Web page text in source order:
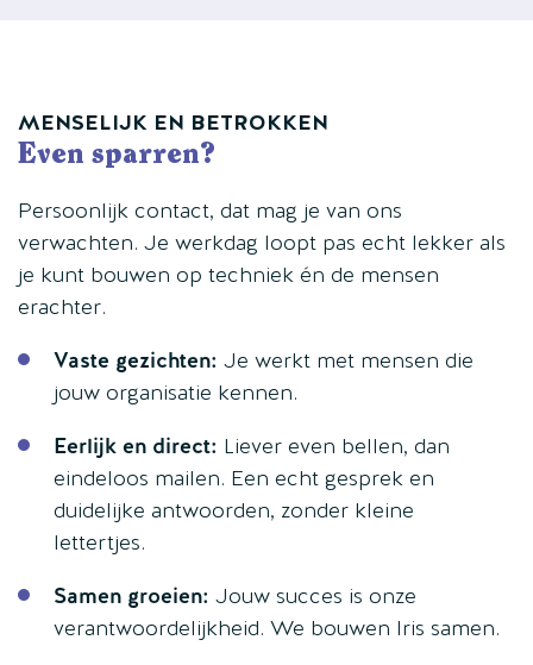
Even sparren?
MENSELIJK EN BETROKKEN
Persoonlijk contact, dat mag je van ons
verwachten. Je werkdag loopt pas echt lekker als
je kunt bouwen op techniek én de mensen
erachter.
Vaste gezichten: Je werkt met mensen die
jouw organisatie kennen.
Eerlijk en direct: Liever even bellen, dan
eindeloos mailen. Een echt gesprek en
duidelijke antwoorden, zonder kleine
lettertjes.
Samen groeien: Jouw succes is onze
verantwoordelijkheid. We bouwen Iris samen.